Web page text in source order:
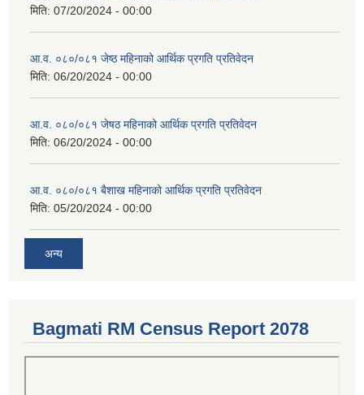
मिति: 07/20/2024 - 00:00
आ.व. ०८०/०८१ जेष्ठ महिनाको आर्थिक प्रगति प्रतिवेदन
मिति: 06/20/2024 - 00:00
आ.व. ०८०/०८१ जेषठ महिनाको आर्थिक प्रगति प्रतिवेदन
मिति: 06/20/2024 - 00:00
आ.व. ०८०/०८१ बैशाख महिनाको आर्थिक प्रगति प्रतिवेदन
मिति: 05/20/2024 - 00:00
अन्य
Bagmati RM Census Report 2078